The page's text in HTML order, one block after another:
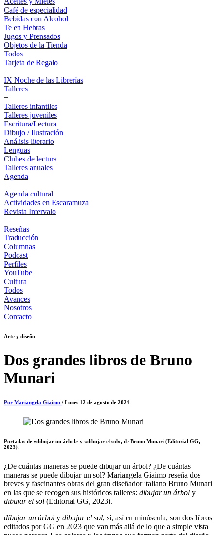
Café de especialidad
Bebidas con Alcohol
Te en Hebras
Jugos y Prensados
Objetos de la Tienda
Todos
Tarjeta de Regalo
+
IX Noche de las Librerías
Talleres
+
Talleres infantiles
Talleres juveniles
Escritura/Lectura
Dibujo / Ilustración
Análisis literario
Lenguas
Clubes de lectura
Talleres anuales
Agenda
+
Agenda cultural
Actividades en Escaramuza
Revista Intervalo
+
Reseñas
Traducción
Columnas
Podcast
Perfiles
YouTube
Cultura
Todos
Avances
Nosotros
Contacto
Arte y diseño
Dos grandes libros de Bruno
Munari
Por Mariangela Giaimo / Lunes 12 de agosto de 2024
Portadas de «dibujar un árbol» y «dibujar el sol», de Bruno Munari (Editorial GG,
2023).
¿De cuántas maneras se puede dibujar un árbol? ¿De cuántas
maneras se puede dibujar un sol? Mariangela Giaimo reseña dos
breves y fascinantes obras del gran diseñador italiano Bruno Munari
en las que se recogen sus históricos talleres: dibujar un árbol y
dibujar el sol (Editorial GG, 2023).
dibujar un árbol y dibujar el sol, sí, así en minúscula, son dos libros
editados por GG en 2023 que van más allá de lo que a simple vista